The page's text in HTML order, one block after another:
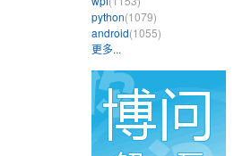
python(1079)
android(1055)
更多...